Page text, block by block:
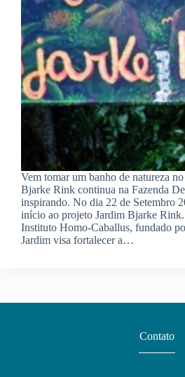
Vem tomar um banho de natureza
Bjarke Rink continua na Fazenda
inspirando. No dia 22 de Setembro
início ao projeto Jardim Bjarke
Instituto Homo-Caballus, fundado
Jardim visa fortalecer a…
Contato